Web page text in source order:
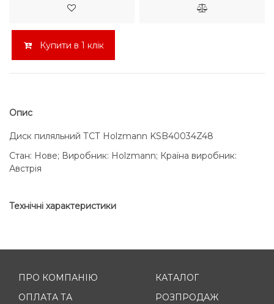
Купити в 1 клік
Опис
Диск пиляльний ТСТ Holzmann KSB40034Z48
Стан: Нове; Виробник: Holzmann; Країна виробник:
Австрія
Технічні характеристики
ПРО КОМПАНІЮ
ОПЛАТА ТА
КАТАЛОГ
РОЗПРОДАЖ